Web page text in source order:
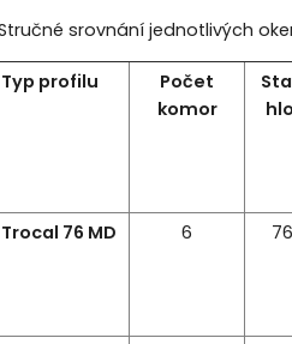
srovnání jednotlivých
Typ profilu
Počet
komor
Trocal 76 MD 6